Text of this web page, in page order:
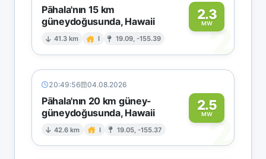
Pāhala'nın 15 km
güneydoğusunda, Hawaii
41.3 km I 19.09, -155.39
2.3
MW2
20:49:56 04.08.2026
Pāhala'nın 20 km güney-
güneydoğusunda, Hawaii
42.6 km I 19.05, -155.37
2.5
MW2